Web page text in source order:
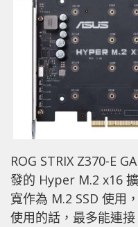
ROG STRIX Z370-E
發的 Hyper M.2 x16
寬作為 M.2 SSD 使用
使用的話，最多能連